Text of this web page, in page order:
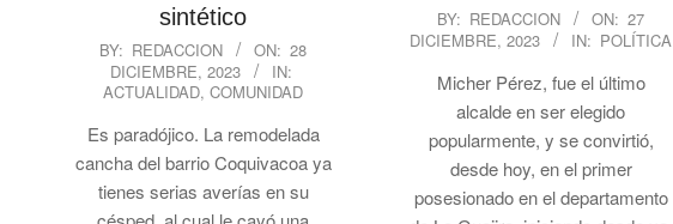
sintético
2023-BY: REDACCION ON: 28
DICIEMBRE, 2023
IN:
ACTUALIDAD,COMUNIDAD
Es paradójico. La remodelada
cancha del barrio Coquivacoa ya
tienes serias averías en su
2023-
12-
BY: REDACCION ON: 27
DICIEMBRE, 2023
IN: POLÍTICA
Micher Pérez, fue el último
alcalde en ser elegido
popularmente, y se convirtió,
desde hoy, en el primer
posesionado en el departamento